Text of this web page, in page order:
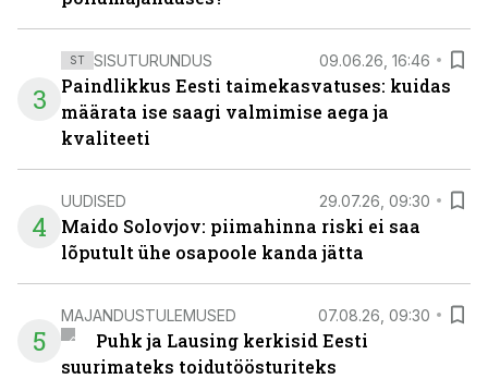
3
ST SISUTURUNDUS 09.06.26, 16:46
Paindlikkus Eesti taimekasvatuses: kuidas
määrata ise saagi valmimise aega ja
kvaliteeti
4
UUDISED 29.07.26, 09:30
Maido Solovjov: piimahinna riski ei saa
lõputult ühe osapoole kanda jätta
5
MAJANDUSTULEMUSED 07.08.26, 09:30
Puhk ja Lausing kerkisid Eesti
suurimateks toidutöösturiteks